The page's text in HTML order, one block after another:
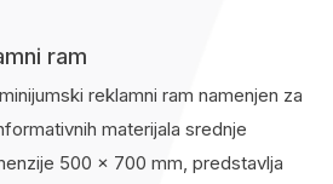
ram
reklamni ram namenjen za
materijala srednje
500 × 700 mm, predstavlja